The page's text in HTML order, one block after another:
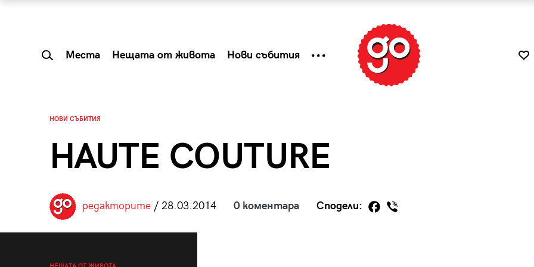
Места Нещата от живота Нови събития
НОВИ СЪБИТИЯ
HAUTE COUTURE
редакторите/ 28.03.2014 0 коментара Сподели: